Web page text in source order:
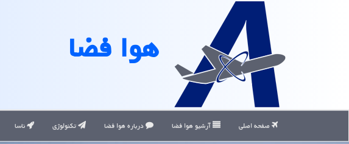
هوا فضا
صفحه اصلی آرشیو هوا فضا درباره هوا فضا تکنولوژی ناسا